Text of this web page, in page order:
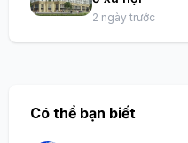
2 ngày trước
Có thể bạn biết